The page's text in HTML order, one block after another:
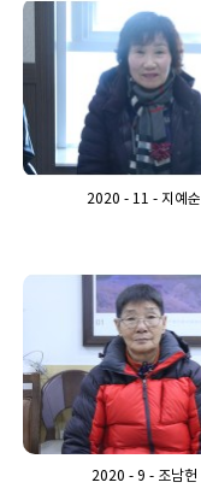
2020 - 11 - 지예순
2020 - 9 - 조남헌